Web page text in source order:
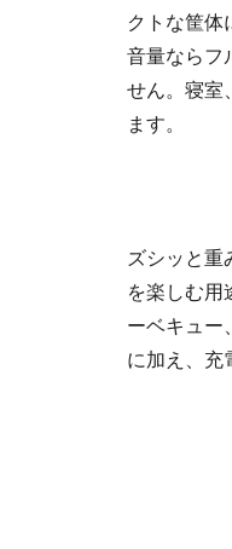
クトな筐体
音量ならフ
せん。寝室
ます。
ズシッと重
を楽しむ用
ーベキュー
に加え、充